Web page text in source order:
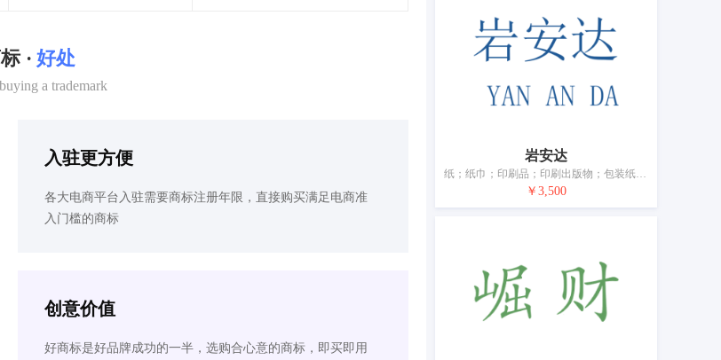
· 好处
a trademark
入驻更方便
各大电商平台入驻需要商标注册年限，直接购买满足电商准
入门槛的商标
创意价值
好商标是好品牌成功的一半，选购合心意的商标，即买即用
岩安达
纸；纸巾；印刷品；印刷出版物；包装纸；文具；印台；书写工具；绘画材料；教学材料（仪器除外）
￥3,500